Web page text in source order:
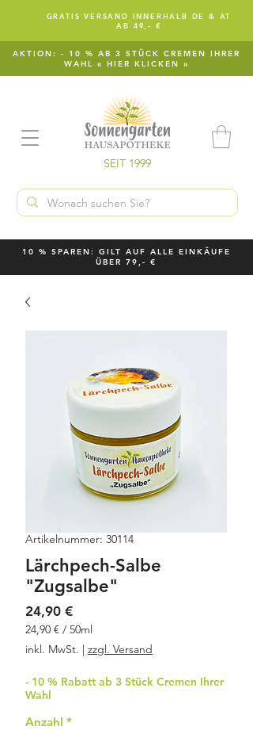
GRATIS VERSAND INNERHALB DE & AT
AB 49,- €
10 % SPAREN: GILT AUF ALLE EINKÄUFE
ÜBER 79,- €
AKTION: - 10 % AB 3 STÜCK CREMEN IHRER
WAHL « HIER KLICKEN »
SEIT 1999
Artikelnummer: 30114
Lärchpech-Salbe
"Zugsalbe"
24,90 €Preis
24,90 € / 50ml
24,90 €
pro
Milliliter
inkl. MwSt. | zzgl. Versand
- 10 % Rabatt ab 3 Stück Cremen Ihrer
Wahl
Anzahl *